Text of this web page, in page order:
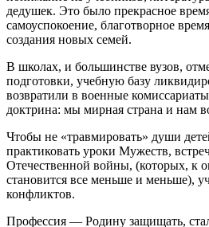
дедушек. Это было прекрасное
самоуспокоение, благотворное
создания новых семей.
В школах, и большинстве вузов,
подготовки, учебную базу
возвратили в военные
доктрина: мы мирная страна и нам
Чтобы не «травмировать» души
практиковать уроки Мужеств,
Отечественной войны, (которых, к
становится все меньше и меньше),
конфликтов.
Профессия — Родину защищать,